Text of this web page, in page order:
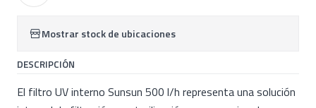
Mostrar stock de ubicaciones
DESCRIPCIÓN
El filtro UV interno Sunsun 500 l/h representa una solución